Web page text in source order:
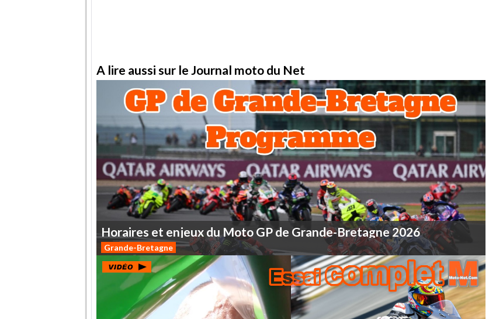
A lire aussi sur le Journal moto du Net
Horaires et enjeux du Moto GP de Grande-Bretagne 2026
Grande-Bretagne